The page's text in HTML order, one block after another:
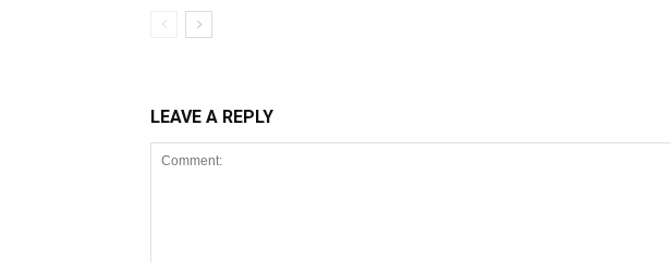
LEAVE A REPLY